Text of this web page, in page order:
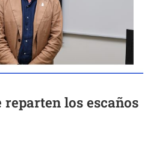
reparten los escaños